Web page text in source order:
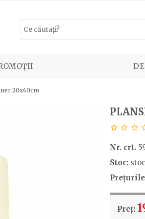
20x40cm
Nr. crt.
Stoc:
Preț: